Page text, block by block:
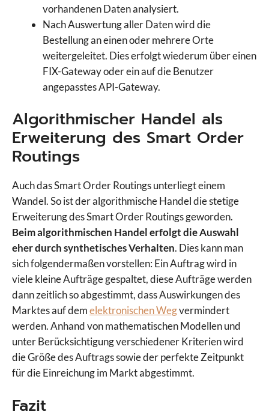
vorhandenen Daten analysiert.
Nach Auswertung aller Daten wird die
Bestellung an einen oder mehrere Orte
weitergeleitet. Dies erfolgt wiederum über einen
FIX-Gateway oder ein auf die Benutzer
angepasstes API-Gateway.
Algorithmischer Handel als
Erweiterung des Smart Order
Routings
Auch das Smart Order Routings unterliegt einem
Wandel. So ist der algorithmische Handel die stetige
Erweiterung des Smart Order Routings geworden.
Beim algorithmischen Handel erfolgt die Auswahl
eher durch synthetisches Verhalten. Dies kann man
sich folgendermaßen vorstellen: Ein Auftrag wird in
viele kleine Aufträge gespaltet, diese Aufträge werden
dann zeitlich so abgestimmt, dass Auswirkungen des
Marktes auf demelektronischen Wegvermindert
werden. Anhand von mathematischen Modellen und
unter Berücksichtigung verschiedener Kriterien wird
die Größe des Auftrags sowie der perfekte Zeitpunkt
für die Einreichung im Markt abgestimmt.
Fazit